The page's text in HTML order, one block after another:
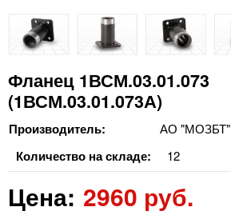
Фланец 1ВСМ.03.01.073
(1ВСМ.03.01.073А)
Производитель: АО "МОЗБТ"
Количество на складе: 12
Цена: 2960 руб.